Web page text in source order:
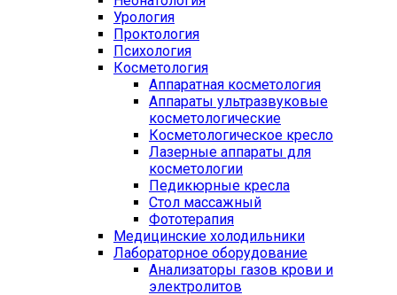
Урология
Проктология
Психология
Косметология
Аппаратная косметология
Аппараты ультразвуковые
косметологические
Косметологическое кресло
Лазерные аппараты для
косметологии
Педикюрные кресла
Стол массажный
Фототерапия
Медицинские холодильники
Лабораторное оборудование
Анализаторы газов крови и
электролитов